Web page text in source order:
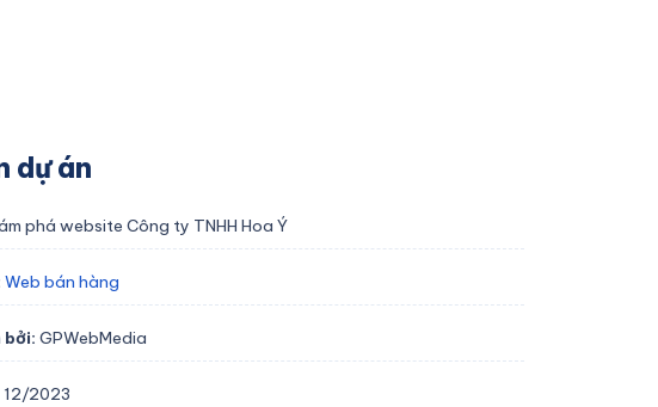
dự án
phá website Công ty TNHH Hoa Ý
Web bán hàng
bởi: GPWebMedia
12/2023